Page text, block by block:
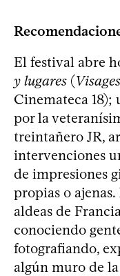
El festival abre
y lugares (
Cinemateca
por la
treintañero JR,
intervenciones
de impresiones
propias o
aldeas de
conociendo
fotografiando,
algún muro de